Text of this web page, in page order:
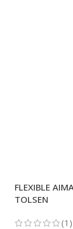
FLEXIBLE
TOLSEN
(1)